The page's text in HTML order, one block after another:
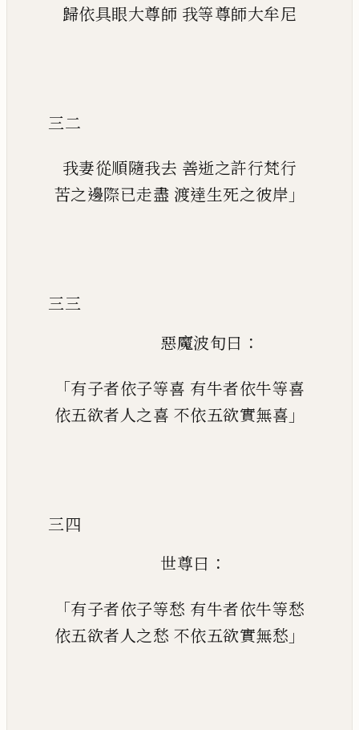
歸依具眼大尊師 我等尊師大牟尼
三二
我妻從順隨我去 善逝之許行梵行
苦之邊際已走盡 渡達生死之彼岸 」
三三
惡魔波旬曰 ：
「有子者依子等喜 有牛者依牛等喜
依五欲者人之喜 不依五欲實無喜 」
三四
世尊曰 ：
「有子者依子等愁 有牛者依牛等愁
依五欲者人之愁 不依五欲實無愁 」